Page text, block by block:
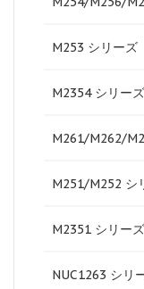
M253 シリーズ
M2354 シリーズ
M261/M262/
M251/M252 シ
M2351 シリーズ
NUC1263 シリ